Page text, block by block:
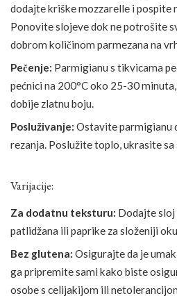
dodajte kriške mozzarelle i pospite
Ponovite slojeve dok ne potrošite
dobrom količinom parmezana na
Pečenje: Parmigianu s tikvicama
pećnici na 200°C oko 25-30
dobije zlatnu boju.
Posluživanje: Ostavite parmigianu
rezanja. Poslužite toplo, ukrasite
Varijacije:
Za dodatnu teksturu: Dodajte sloj
patlidžana ili paprike za složeniji
Bez glutena: Osigurajte da je
ga pripremite sami kako biste
osobe s celijakijom ili